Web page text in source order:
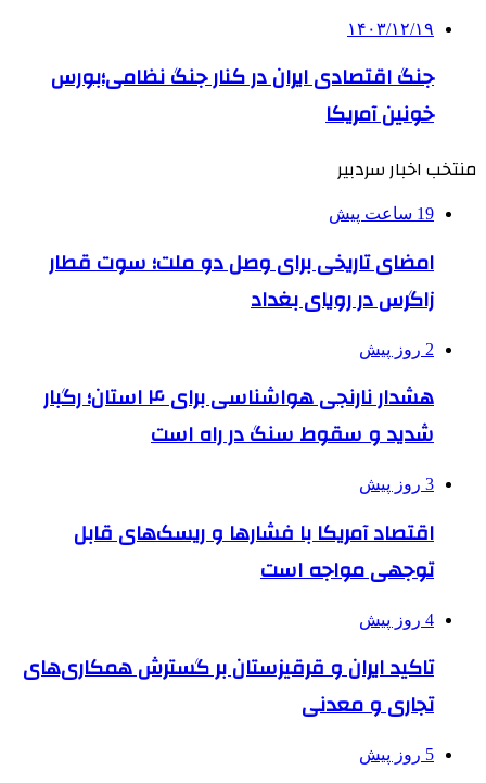
۱۴۰۳/۱۲/۱۹
جنگ اقتصادی ایران در کنار جنگ نظامی؛بورس
خونین آمریکا
منتخب اخبار سردبیر
19 ساعت پیش
امضای تاریخی برای وصل دو ملت؛ سوت قطار
زاگرس در رویای بغداد
2 روز پیش
هشدار نارنجی هواشناسی برای ۴ استان؛ رگبار
شدید و سقوط سنگ در راه است
3 روز پیش
اقتصاد آمریکا با فشارها و ریسک‌های قابل
توجهی مواجه است
4 روز پیش
تاکید ایران و قرقیزستان بر گسترش همکاری‌های
تجاری و معدنی
5 روز پیش